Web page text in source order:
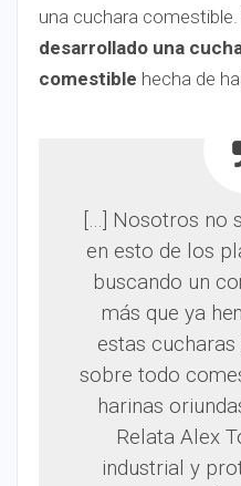
una cuchara
desarrollado una
comestible hecha de
[…] Nosotros no
en esto de los
buscando un
más que ya
estas
sobre todo
harinas
Relata Alex
industrial y